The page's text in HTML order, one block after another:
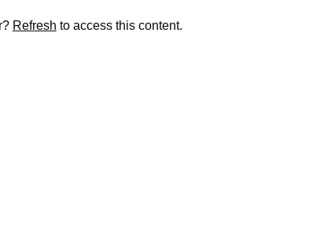
Refresh to access this content.